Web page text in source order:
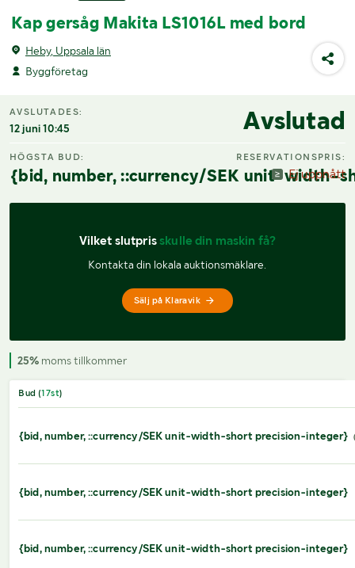
Kap gersåg Makita LS1016L med bord
Heby, Uppsala län
Byggföretag
AVSLUTADES:
12 juni 10:45 Avslutad
HÖGSTA BUD:
{bid, number, ::currency/SEK unit-width-
RESERVATIONSPRIS:
Ej uppnått
Vilket slutpris skulle din maskin få?
Kontakta din lokala auktionsmäklare.
Sälj på Klaravik
25% moms tillkommer
Bud (17st)
{bid, number, ::currency/SEK unit-width-short precision-integer}
{bid, number, ::currency/SEK unit-width-short precision-integer}
{bid, number, ::currency/SEK unit-width-short precision-integer}